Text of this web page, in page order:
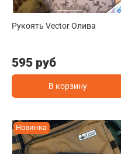
Рукоять Vector Олива
595 руб
В корзину
Новинка